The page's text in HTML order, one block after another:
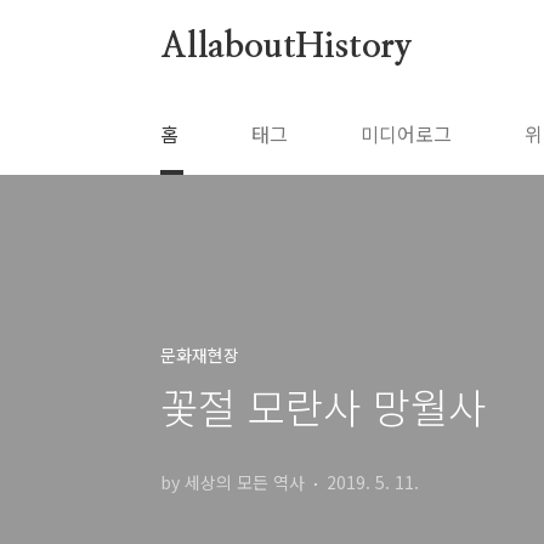
AllaboutHistory
홈 태그 미디어로그
문화재현장
꽃절 모란사 망월사
by 세상의 모든 역사 2019. 5. 11.